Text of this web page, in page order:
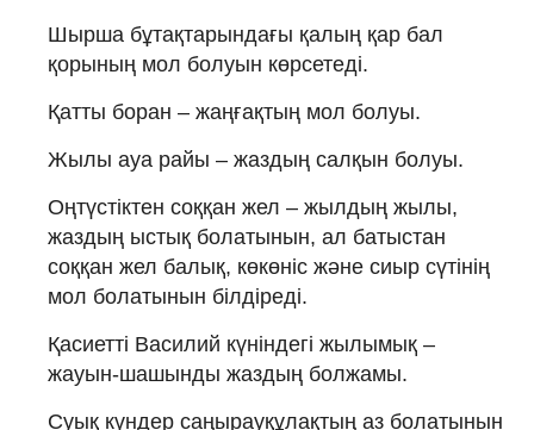
Шырша бұтақтарындағы қалың қар бал
қорының мол болуын көрсетеді.
Қатты боран – жаңғақтың мол болуы.
Жылы ауа райы – жаздың салқын болуы.
Оңтүстіктен соққан жел – жылдың жылы,
жаздың ыстық болатынын, ал батыстан
соққан жел балық, көкөніс және сиыр сүтінің
мол болатынын білдіреді.
Қасиетті Василий күніндегі жылымық –
жауын-шашынды жаздың болжамы.
Суық күндер саңырауқұлақтың аз болатынын